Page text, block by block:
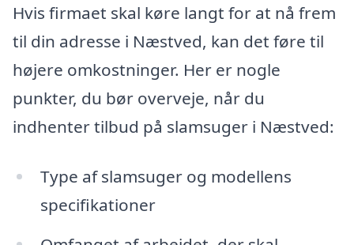
Hvis firmaet skal køre langt for at nå frem
til din adresse i Næstved, kan det føre til
højere omkostninger. Her er nogle
punkter, du bør overveje, når du
indhenter tilbud på slamsuger i Næstved:
Type af slamsuger og modellens
specifikationer